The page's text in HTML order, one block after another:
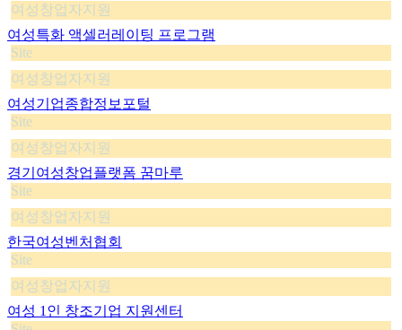
여성창업자지원
여성특화 액셀러레이팅 프로그램
Site
여성창업자지원
여성기업종합정보포털
Site
여성창업자지원
경기여성창업플랫폼 꿈마루
Site
여성창업자지원
한국여성벤처협회
Site
여성창업자지원
여성 1인 창조기업 지원센터